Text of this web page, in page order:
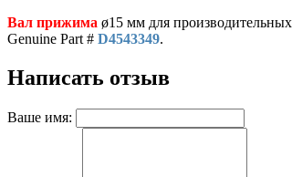
Вал прижима ø15 мм для
Genuine Part # D4543349.
Написать отзыв
Ваше имя: